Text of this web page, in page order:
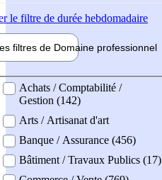
le filtre de durée hebdomadaire
filtres de Domaine professionnel
professionel
Achats / Comptabilité /
Gestion (142)
Arts / Artisanat d'art
Banque / Assurance (456)
Bâtiment / Travaux Publics (17)